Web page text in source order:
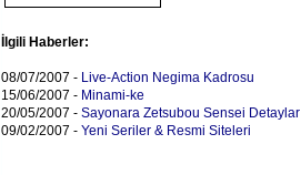
İlgili Haberler:
08/07/2007 - Live-Action Negima Kadrosu
15/06/2007 - Minami-ke
20/05/2007 - Sayonara Zetsubou Sensei
09/02/2007 - Yeni Seriler & Resmi Siteleri